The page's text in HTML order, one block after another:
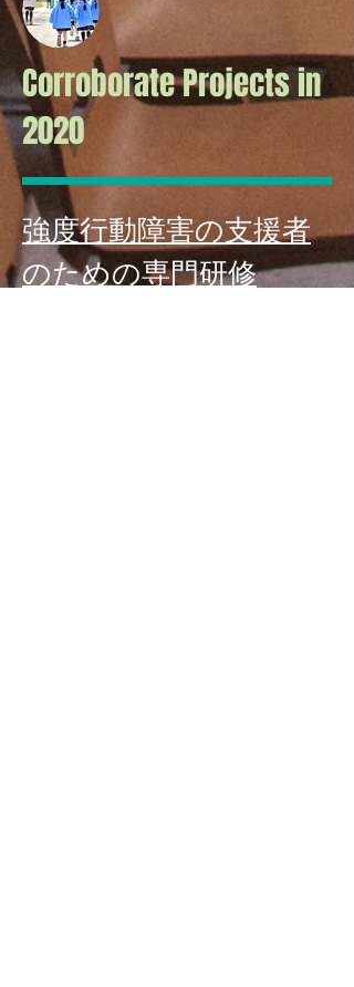
Corroborate Projects in
2020
強度行動障害の支援者
のための専門研修